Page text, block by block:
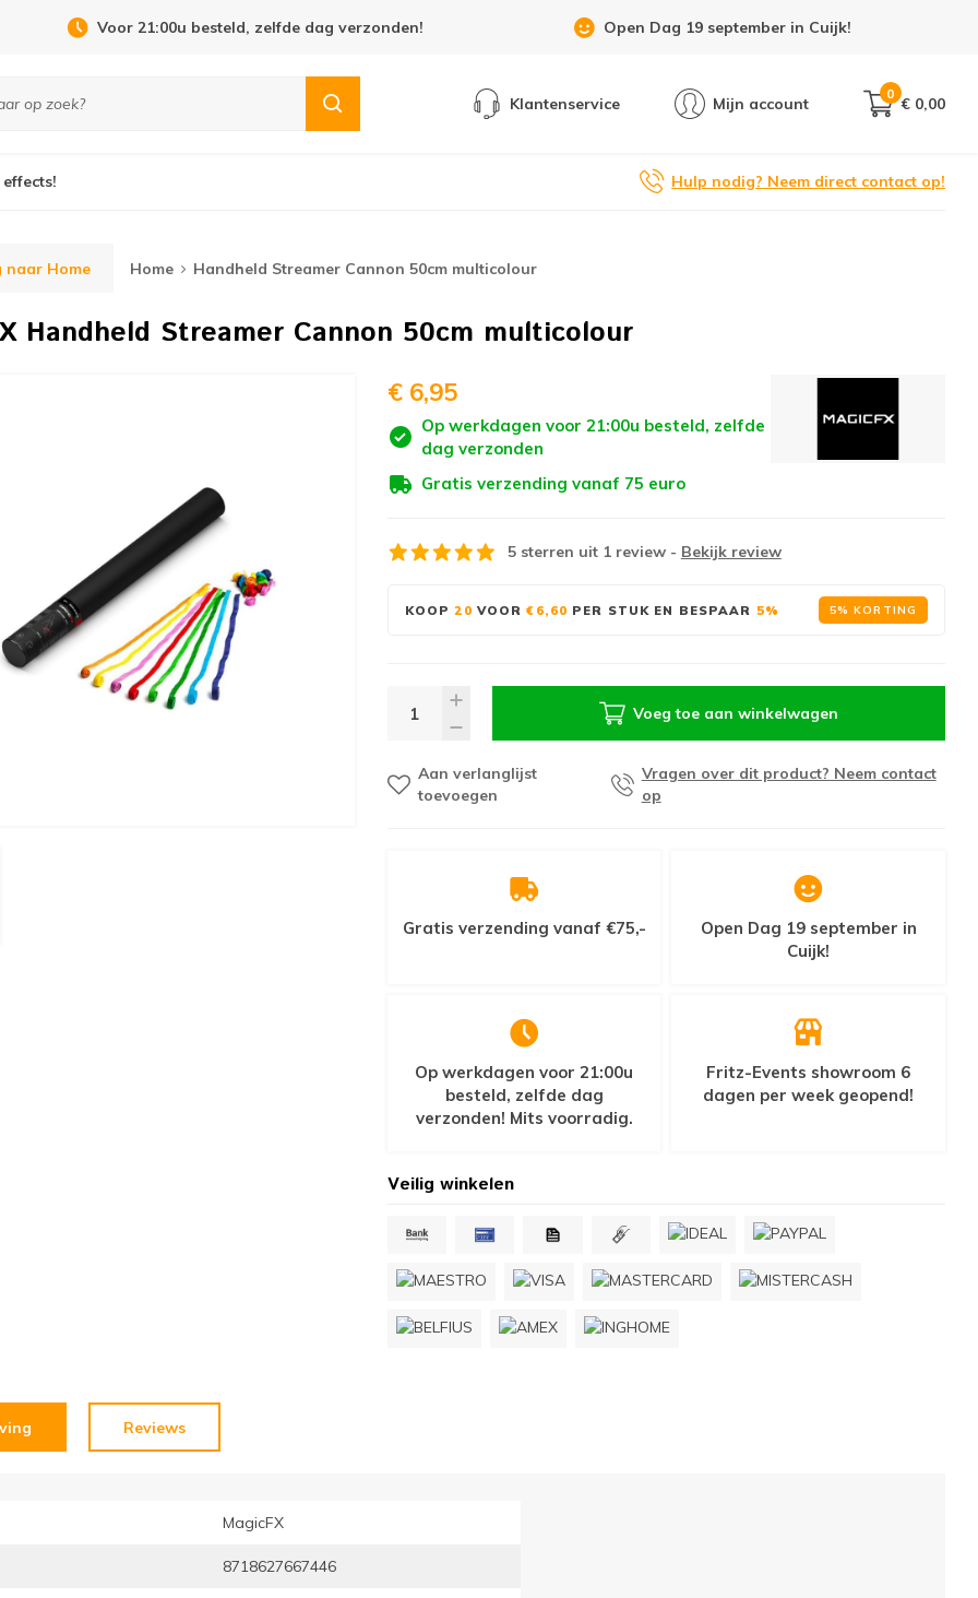
Open Dag 19 september in Cuijk! Showroom 6 dagen per week geopend!
Klantenservice Mijn account
0
€ 0,00
Hulp nodig? Neem direct contact op!
naar Home Home Handheld Streamer Cannon 50cm multicolour
Handheld Streamer Cannon 50cm multicolour
€ 6,95
Op werkdagen voor 21:00u besteld, zelfde
dag verzonden
Gratis verzending vanaf 75 euro
5 sterren uit 1 review- Bekijk review
KOOP 20 VOOR€6,60 PER STUK EN BESPAAR 5% 5% KORTING
Voeg toe aan winkelwagen
Aan verlanglijst
toevoegen
Vragen over dit product? Neem contact
op
Gratis verzending vanaf €75,-
Open Dag 19 september in
Cuijk!
Op werkdagen voor 21:00u
besteld, zelfde dag
verzonden! Mits voorradig.
Fritz-Events showroom 6
dagen per week geopend!
Veilig winkelen
Reviews
MagicFX
8718627667446